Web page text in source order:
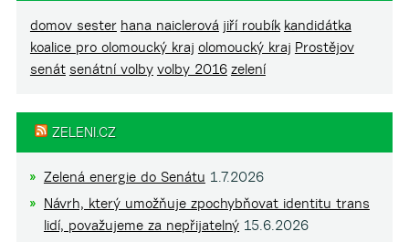
domov sester hana naiclerová jiří roubík kandidátka
koalice pro olomoucký kraj olomoucký kraj Prostějov
senát senátní volby volby 2016 zelení
ZELENI.CZ
Zelená energie do Senátu 1.7.2026
Návrh, který umožňuje zpochybňovat identitu trans
lidí, považujeme za nepřijatelný 15.6.2026